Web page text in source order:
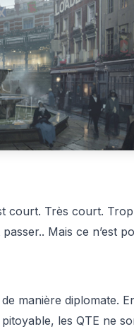
court. Très court.
Mais ce n’est
manière diplomate.
les QTE ne